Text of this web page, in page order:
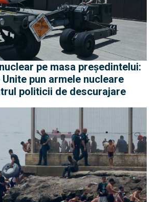
pe masa preşedintelui:
pun armele nucleare
politicii de descurajare